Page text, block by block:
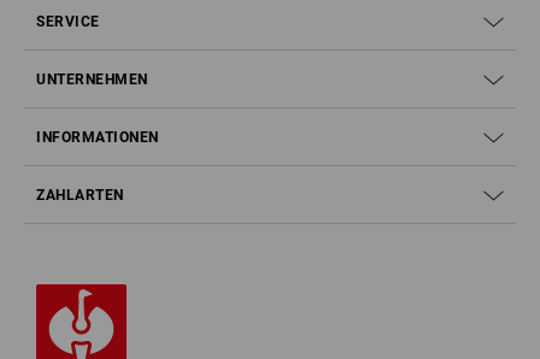
SERVICE
UNTERNEHMEN
INFORMATIONEN
ZAHLARTEN